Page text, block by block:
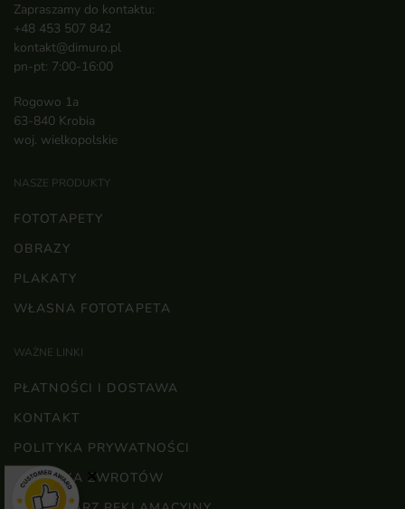
Zapraszamy do kontaktu:
+48 453 507 842
kontakt@dimuro.pl
pn-pt: 7:00-16:00
Rogowo 1a
63-840 Krobia
woj. wielkopolskie
NASZE PRODUKTY
FOTOTAPETY
OBRAZY
PLAKATY
WŁASNA FOTOTAPETA
WAŻNE LINKI
PŁATNOŚCI I DOSTAWA
KONTAKT
POLITYKA PRYWATNOŚCI
POLITYKA ZWROTÓW
×